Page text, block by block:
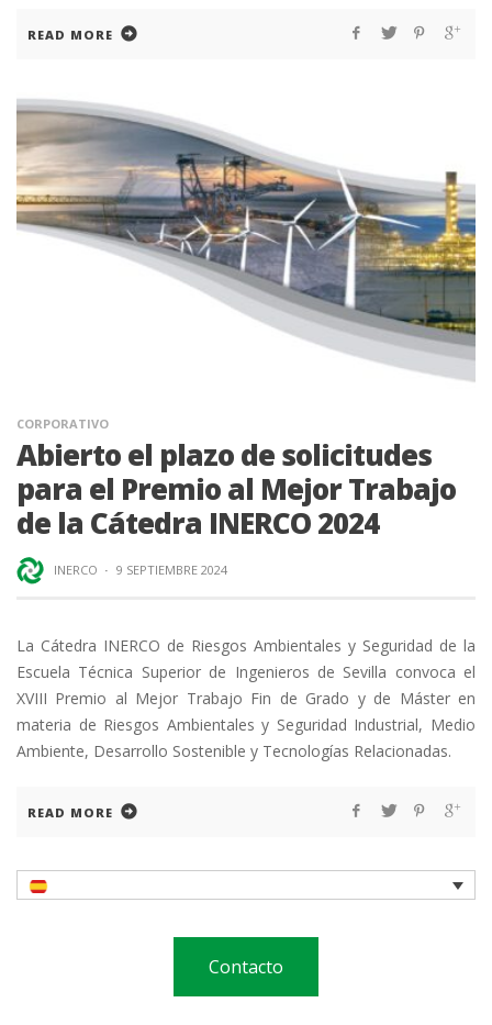
READ MORE
CORPORATIVO
Abierto el plazo de solicitudes
para el Premio al Mejor Trabajo
de la Cátedra INERCO 2024
INERCO · 9 SEPTIEMBRE 2024
La Cátedra INERCO de Riesgos Ambientales y Seguridad de la
Escuela Técnica Superior de Ingenieros de Sevilla convoca el
XVIII Premio al Mejor Trabajo Fin de Grado y de Máster en
materia de Riesgos Ambientales y Seguridad Industrial, Medio
Ambiente, Desarrollo Sostenible y Tecnologías Relacionadas.
READ MORE
Contacto